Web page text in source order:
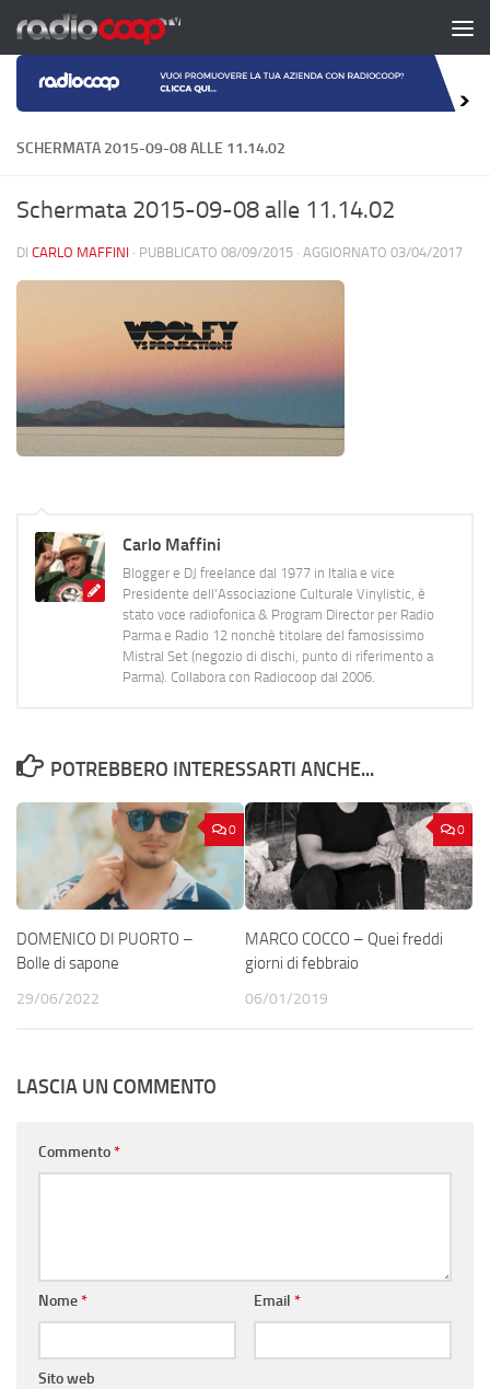
Salta al contenuto
SCHERMATA 2015-09-08 ALLE 11.14.02
Schermata 2015-09-08 alle 11.14.02
DI CARLO MAFFINI · PUBBLICATO 08/09/2015 · AGGIORNATO 03/04/2017
Carlo Maffini
Blogger e DJ freelance dal 1977 in Italia e vice
Presidente dell'Associazione Culturale Vinylistic, è
stato voce radiofonica & Program Director per Radio
Parma e Radio 12 nonchè titolare del famosissimo
Mistral Set (negozio di dischi, punto di riferimento a
Parma). Collabora con Radiocoop dal 2006.
POTREBBERO INTERESSARTI ANCHE...
0
DOMENICO DI PUORTO –
Bolle di sapone
29/06/2022
0
MARCO COCCO – Quei freddi
giorni di febbraio
06/01/2019
LASCIA UN COMMENTO
Commento*
Nome* Email *
Sito web